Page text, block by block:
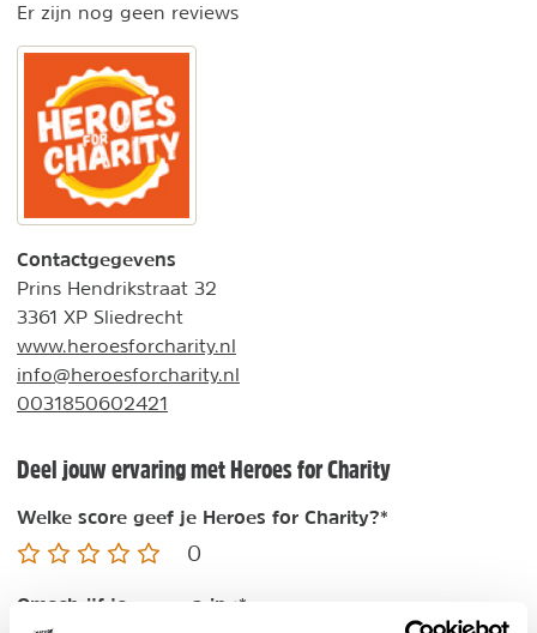
Er zijn nog geen reviews
Contactgegevens
Prins Hendrikstraat 32
3361 XP Sliedrecht
www.heroesforcharity.nl
info@heroesforcharity.nl
0031850602421
Deel jouw ervaring met Heroes for Charity
Welke score geef je Heroes for Charity?*
0
Omschrijf jouw ervaring*